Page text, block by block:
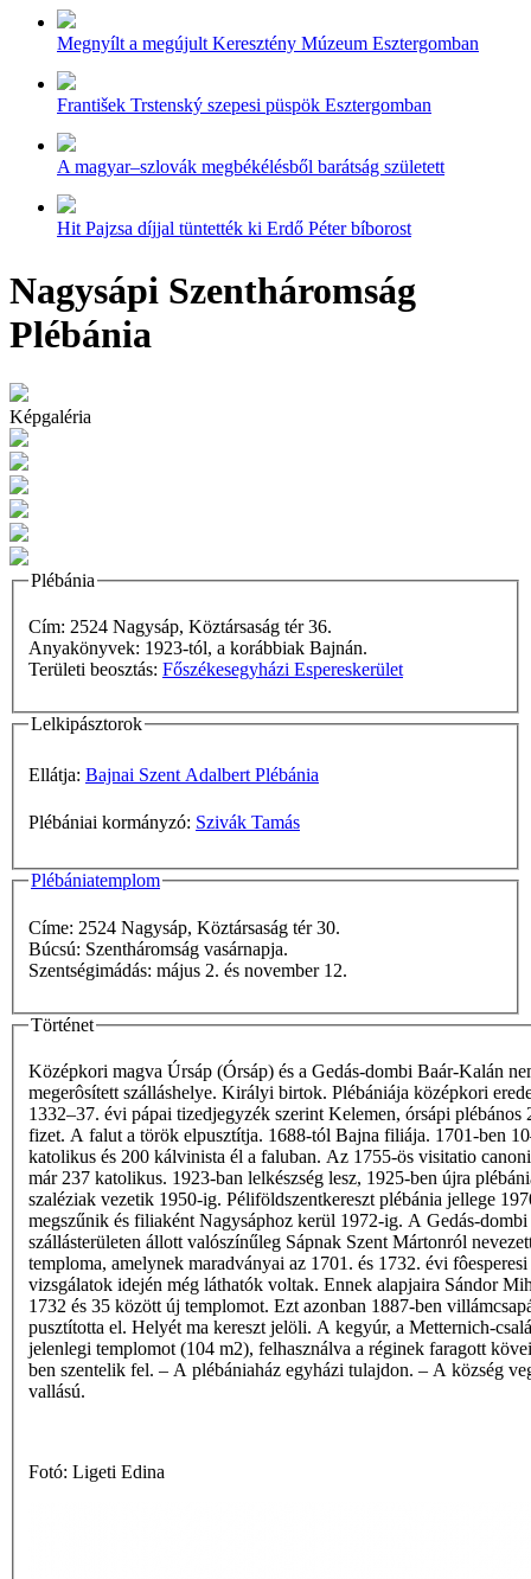
Megnyílt a megújult Keresztény Múzeum Esztergomban
František Trstenský szepesi püspök Esztergomban
A magyar–szlovák megbékélésből barátság született
Hit Pajzsa díjjal tüntették ki Erdő Péter bíborost
Nagysápi Szentháromság
Plébánia
Képgaléria
Plébánia
Cím: 2524 Nagysáp, Köztársaság tér 36.
Anyakönyvek: 1923-tól, a korábbiak Bajnán.
Területi beosztás: Főszékesegyházi Espereskerület
Lelkipásztorok
Ellátja: Bajnai Szent Adalbert Plébánia
Plébániai kormányzó: Szivák Tamás
Plébániatemplom
Címe: 2524 Nagysáp, Köztársaság tér 30.
Búcsú: Szentháromság vasárnapja.
Szentségimádás: május 2. és november 12.
Történet
Középkori magva Úrsáp (Órsáp) és a Gedás-dombi Baár-Kalán
megerôsített szálláshelye. Királyi birtok. Plébániája középkori
1332–37. évi pápai tizedjegyzék szerint Kelemen, órsápi plébános
fizet. A falut a török elpusztítja. 1688-tól Bajna filiája. 1701-ben
katolikus és 200 kálvinista él a faluban. Az 1755-ös visitatio
már 237 katolikus. 1923-ban lelkészség lesz, 1925-ben újra
szaléziak vezetik 1950-ig. Péliföldszentkereszt plébánia jellege
megszűnik és filiaként Nagysáphoz kerül 1972-ig. A Gedás-dombi
szállásterületen állott valószínűleg Sápnak Szent Mártonról
temploma, amelynek maradványai az 1701. és 1732. évi fôesperesi
vizsgálatok idején még láthatók voltak. Ennek alapjaira Sándor
1732 és 35 között új templomot. Ezt azonban 1887-ben
pusztította el. Helyét ma kereszt jelöli. A kegyúr, a Metternich-
jelenlegi templomot (104 m2), felhasználva a réginek faragott
ben szentelik fel. – A plébániaház egyházi tulajdon. – A község
vallású.
Fotó: Ligeti Edina